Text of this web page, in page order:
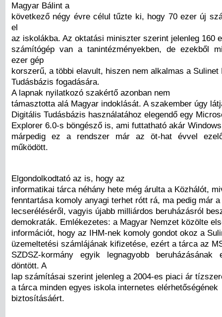
Magyar Bálint a
következő négy évre célul tűzte ki, hogy 70 ezer új
el
az iskolákba. Az oktatási miniszter szerint jelenleg 160
számítógép van a tanintézményekben, de ezekből
ezer gép
korszerű, a többi elavult, hiszen nem alkalmas a Sulinet
Tudásbázis fogadására.
A lapnak nyilatkozó szakértő azonban nem
támasztotta alá Magyar indoklását. A szakember úgy
Digitális Tudásbázis használatához elegendő egy
Explorer 6.0-s böngésző is, ami futtatható akár
márpedig ez a rendszer már az öt-hat évvel
működött.
Elgondolkodtató az is, hogy az
informatikai tárca néhány hete még árulta a Közhálót,
fenntartása komoly anyagi terhet rótt rá, ma pedig már a
lecseréléséről, vagyis újabb milliárdos beruházásról
demokraták. Emlékezetes: a Magyar Nemzet közölte
információt, hogy az IHM-nek komoly gondot okoz a
üzemeltetési számlájának kifizetése, ezért a tárca az
SZDSZ-kormány egyik legnagyobb beruházásának
döntött. A
lap számításai szerint jelenleg a 2004-es piaci ár
a tárca minden egyes iskola internetes elérhetőségének
biztosításáért.